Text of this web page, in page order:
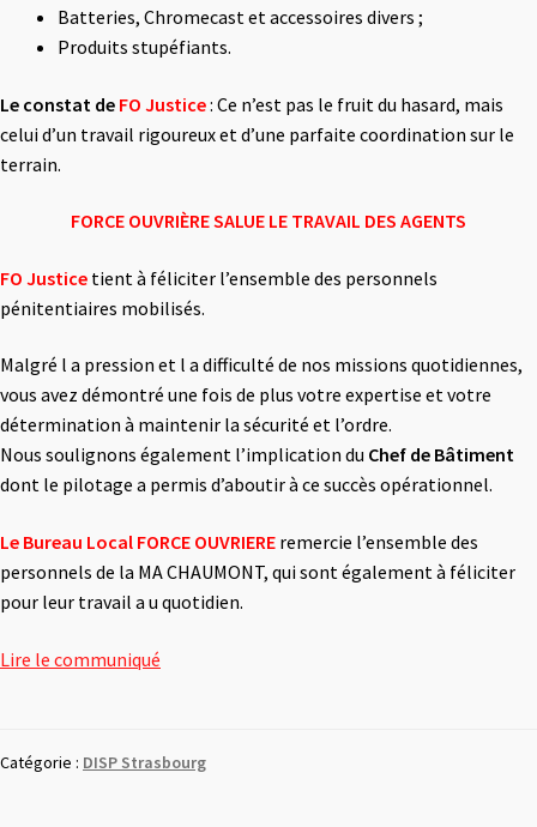
Batteries, Chromecast et accessoires divers ;
Produits stupéfiants.
Le constat de FO Justice: Ce n’est pas le fruit du hasard, mais
celui d’un travail rigoureux et d’une parfaite coordination sur le
terrain.
FORCE OUVRIÈRE SALUE LE TRAVAIL DES AGENTS
FO Justice tient à féliciter l’ensemble des personnels
pénitentiaires mobilisés.
Malgré l a pression et l a difficulté de nos missions quotidiennes,
vous avez démontré une fois de plus votre expertise et votre
détermination à maintenir la sécurité et l’ordre.
Nous soulignons également l’implication du Chef de Bâtiment
dont le pilotage a permis d’aboutir à ce succès opérationnel.
Le Bureau Local FORCE OUVRIERE remercie l’ensemble des
personnels de la MA CHAUMONT, qui sont également à féliciter
pour leur travail a u quotidien.
Lire le communiqué
Catégorie : DISP Strasbourg